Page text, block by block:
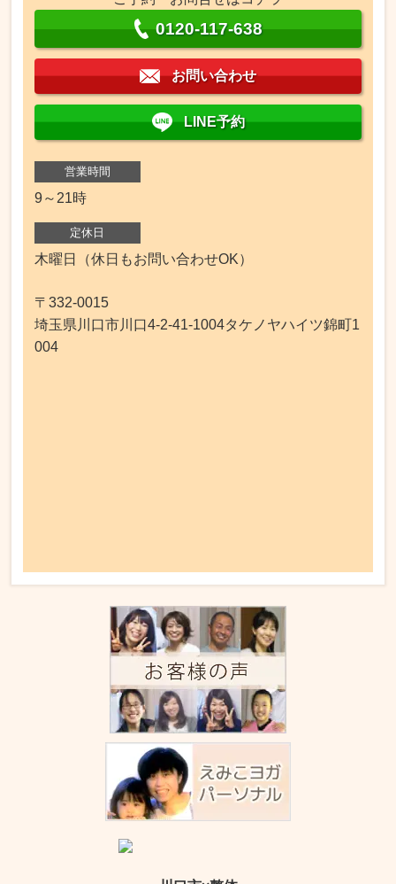
0120-117-638
お問い合わせ
LINE予約
営業時間
9～21時
定休日
木曜日（休日もお問い合わせOK）
〒332-0015
埼玉県川口市川口4-2-41-1004タケノヤハイツ錦町1
004